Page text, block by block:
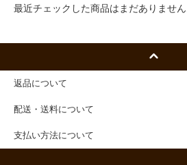
最近チェックした商品はまだありません
返品について
配送・送料について
支払い方法について